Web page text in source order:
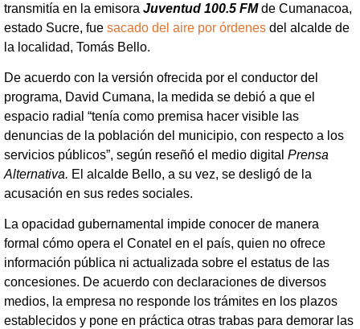
transmitía en la emisora Juventud 100.5 FMde Cumanacoa,
estado Sucre, fue sacado del aire por órdenes del alcalde de
la localidad, Tomás Bello.
De acuerdo con la versión ofrecida por el conductor del
programa, David Cumana, la medida se debió a que el
espacio radial “tenía como premisa hacer visible las
denuncias de la población del municipio, con respecto a los
servicios públicos”, según reseñó el medio digital Prensa
Alternativa. El alcalde Bello, a su vez, se desligó de la
acusación en sus redes sociales.
La opacidad gubernamental impide conocer de manera
formal cómo opera el Conatel en el país, quien no ofrece
información pública ni actualizada sobre el estatus de las
concesiones. De acuerdo con declaraciones de diversos
medios, la empresa no responde los trámites en los plazos
establecidos y pone en práctica otras trabas para demorar las